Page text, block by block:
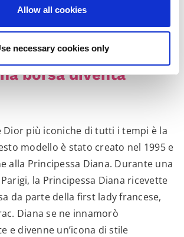
Allow all cookies
necessary cookies only
borsa diventa
Dior più iconiche di tutti i tempi è la
modello è stato creato nel 1995 e
alla Principessa Diana. Durante una
la Principessa Diana ricevette
da parte della first lady francese,
Diana se ne innamorò
e divenne un’icona di stile